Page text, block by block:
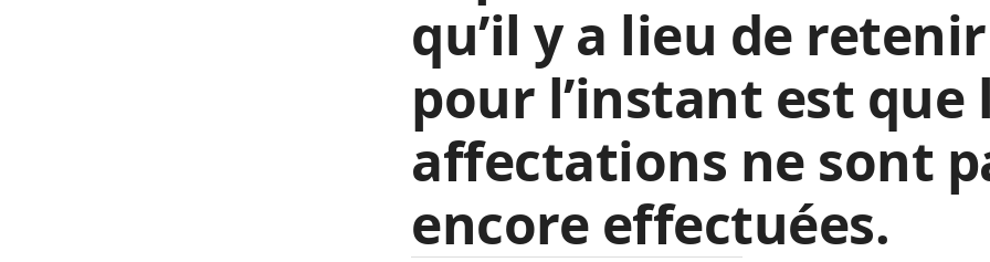
qu’il y a lieu de retenir
pour l’instant est que
affectations ne sont
encore effectuées.